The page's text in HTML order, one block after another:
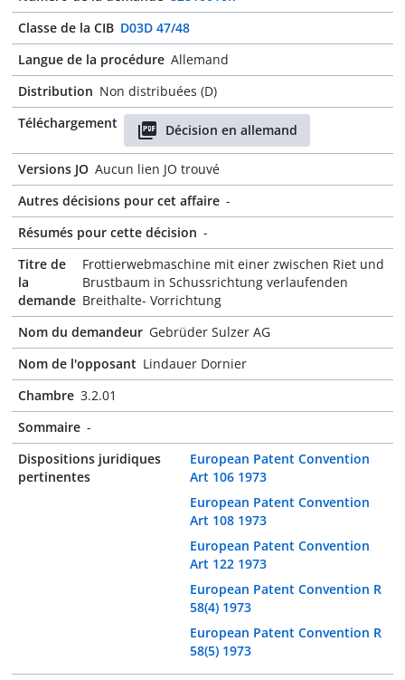
Classe de la CIB D03D 47/48
Langue de la procédure Allemand
Distribution Non distribuées (D)
Téléchargement
Décision en allemand
Versions JO Aucun lien JO trouvé
Autres décisions pour cet affaire -
Résumés pour cette décision -
Titre de
la
demande
Frottierwebmaschine mit einer zwischen Riet und
Brustbaum in Schussrichtung verlaufenden
Breithalte- Vorrichtung
Nom du demandeur Gebrüder Sulzer AG
Nom de l'opposant Lindauer Dornier
Chambre 3.2.01
Sommaire -
Dispositions juridiques
pertinentes
European Patent Convention
Art 106 1973
European Patent Convention
Art 108 1973
European Patent Convention
Art 122 1973
European Patent Convention R
58(4) 1973
European Patent Convention R
58(5) 1973